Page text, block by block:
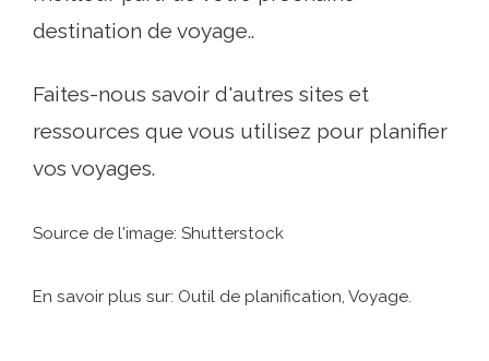
destination de voyage..
Faites-nous savoir d'autres sites et
ressources que vous utilisez pour planifier
vos voyages.
Source de l'image: Shutterstock
En savoir plus sur: Outil de planification, Voyage.